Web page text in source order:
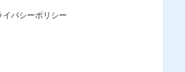
イバシーポリシー